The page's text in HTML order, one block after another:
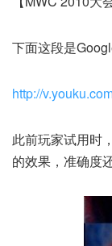
下面这段是
http://
此前玩家试用时
的效果，准确度